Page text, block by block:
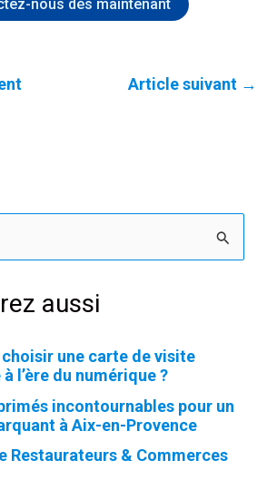
nous dès maintenant
Article suivant →
aussi
une carte de visite
l’ère du numérique ?
incontournables pour un
à Aix-en-Provence
Restaurateurs & Commerces